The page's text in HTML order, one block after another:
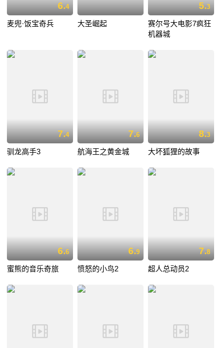
6.4
麦兜·饭宝奇兵 大圣崛起
5.3
赛尔号大电影7疯狂
机器城
7.4
驯龙高手3
7.6
航海王之黄金城
8.3
大坏狐狸的故事
6.6
蜜熊的音乐奇旅
6.9
愤怒的小鸟2
7.8
超人总动员2